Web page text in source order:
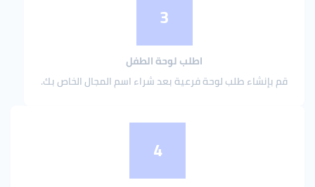
3
اطلب لوحة الطفل
قم بإنشاء طلب لوحة فرعية بعد شراء اسم المجال الخاص بك.
4